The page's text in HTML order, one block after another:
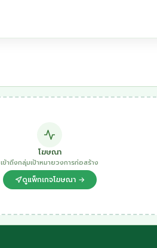
โฆษณา
เข้าถึงกลุ่มเป้าหมายวงการก่อสร้าง
ดูแพ็กเกจโฆษณา →